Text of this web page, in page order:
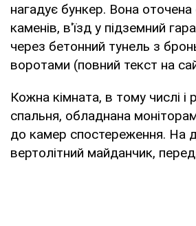
нагадує бункер. Вона оточена
каменів, в'їзд у підземний
через бетонний тунель з
воротами (повний текст на
Кожна кімната, в тому числі і
спальня, обладнана
до камер спостереження. На
вертолітний майданчик,